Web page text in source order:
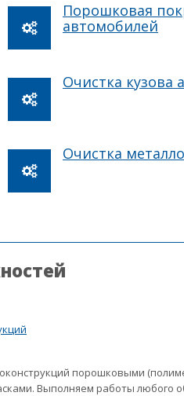
Порошковая
автомобилей
Очистка кузова
Очистка
порошковыми
Выполняем работы любого